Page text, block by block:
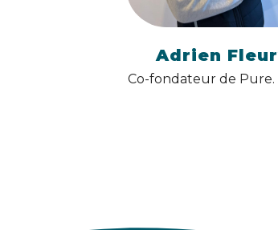
Adrien
Co-fondateur de Pure.